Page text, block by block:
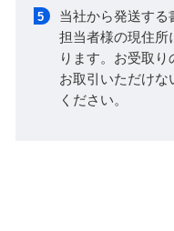
当社から発送する
担当者様の現住所
ります。お受取り
お取引いただけな
ください。